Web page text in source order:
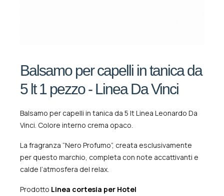
Balsamo per capelli in tanica da
5 lt 1 pezzo - Linea Da Vinci
Balsamo per capelli in tanica da 5 lt Linea Leonardo Da
Vinci. Colore interno crema opaco.
La fragranza “Nero Profumo”, creata esclusivamente
per questo marchio, completa con note accattivanti e
calde l’atmosfera del relax.
Prodotto Linea cortesia per Hotel